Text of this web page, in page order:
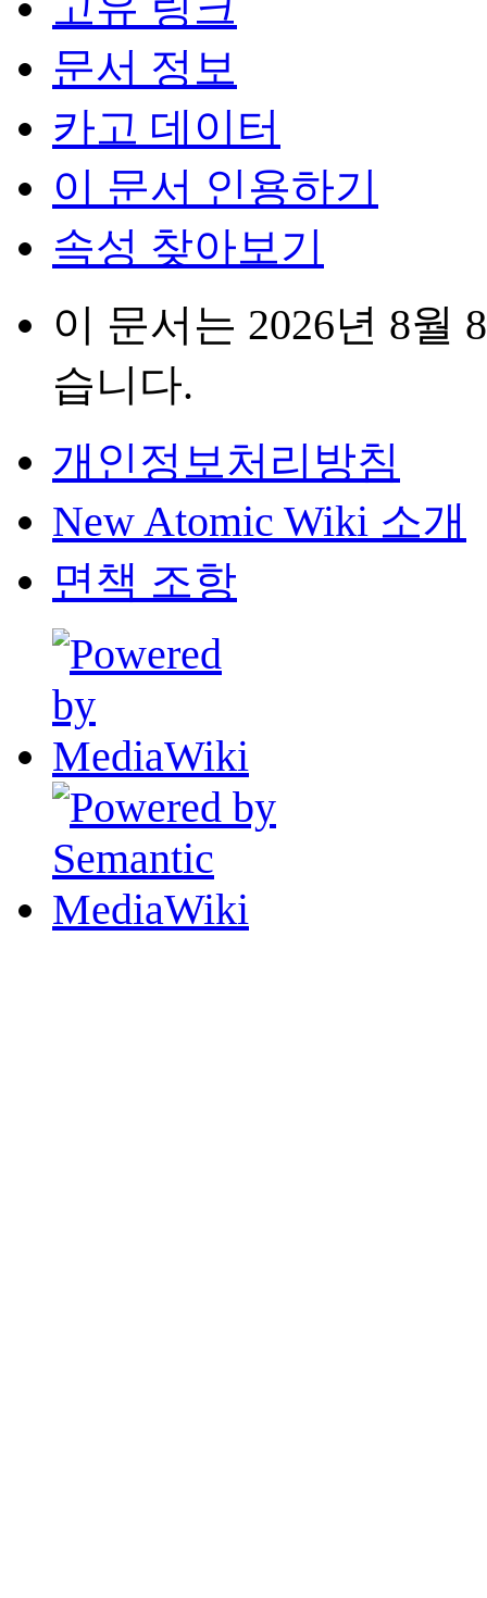
문서 정보
카고 데이터
이 문서 인용하기
속성 찾아보기
이 문서는 2026년 8월
습니다.
개인정보처리방침
New Atomic Wiki 소개
면책 조항